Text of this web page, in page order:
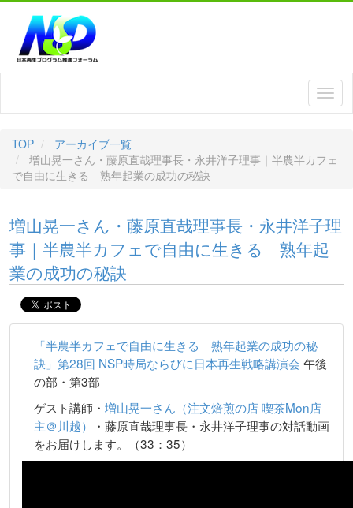
TOP
アーカイブ一覧
増山晃一さん・藤原直哉理事長・永井洋子理事｜半農半カフェ
で自由に生きる 熟年起業の成功の秘訣
増山晃一さん・藤原直哉理事長・永井洋子理
事｜半農半カフェで自由に生きる 熟年起
業の成功の秘訣
「半農半カフェで自由に生きる 熟年起業の成功の秘
訣」第28回 NSP時局ならびに日本再生戦略講演会 午後
の部・第3部
ゲスト講師・ 増山晃一さん（注文焙煎の店 喫茶Mon店
主＠川越）
・藤原直哉理事長・永井洋子理事の対話動画
をお届けします。（33：35）